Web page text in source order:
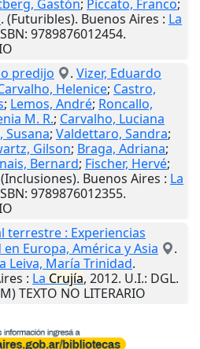
Gastón; Piccato, Franco;
. (Futuribles). Buenos Aires : La
9789876012454.
predijo
. Vizer, Eduardo
Helenice; Castro,
; Lemos, André; Roncallo,
M. R.; Carvalho, Luciana
Susana; Valdettaro, Sandra;
Gilson; Braga, Adriana;
Bernard; Fischer, Hervé;
Buenos Aires : La
9789876012355.
terrestre : Experiencias
Europa, América y Asia
.
Leiva, María Trinidad.
: La Crujía, 2012. U.I.: DGL.
TEXTO NO LITERARIO